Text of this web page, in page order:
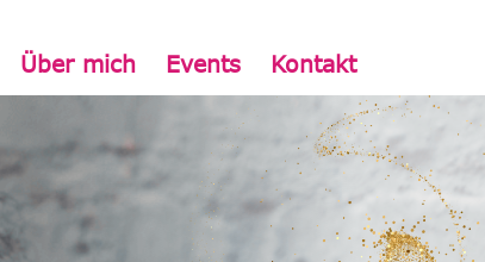
Über mich Events Kontakt